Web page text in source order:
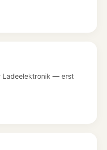
Ladeelektronik — erst